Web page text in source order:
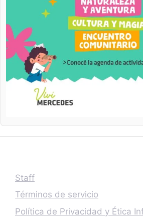
Staff
Términos de servicio
Política de Privacidad y Ética